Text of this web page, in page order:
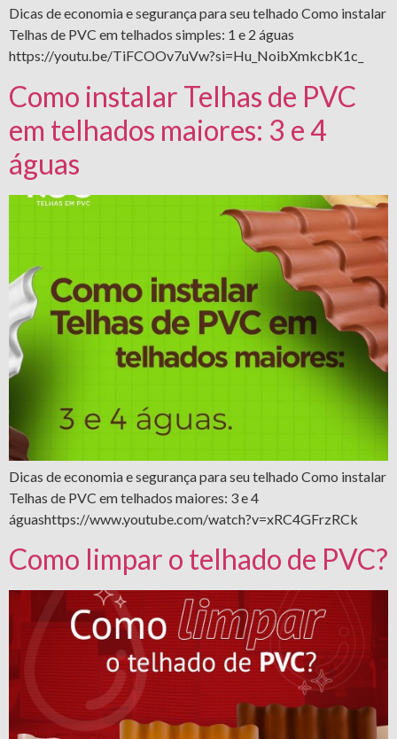
Dicas de economia e segurança para seu telhado Como instalar
Telhas de PVC em telhados simples: 1 e 2 águas
https://youtu.be/TiFCOOv7uVw?si=Hu_NoibXmkcbK1c_
Como instalar Telhas de PVC
em telhados maiores: 3 e 4
águas
Dicas de economia e segurança para seu telhado Como instalar
Telhas de PVC em telhados maiores: 3 e 4
águashttps://www.youtube.com/watch?v=xRC4GFrzRCk
Como limpar o telhado de PVC?